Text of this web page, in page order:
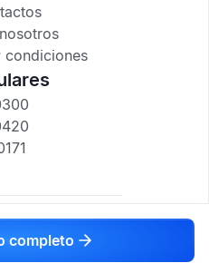
completo
condiciones
© 2017-2025